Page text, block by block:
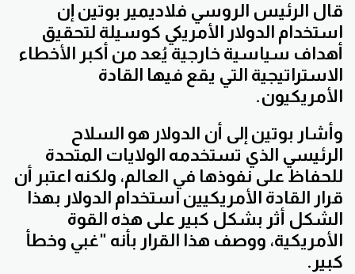
قال الرئيس الروسي فلاديمير بوتين إن
استخدام الدولار الأمريكي كوسيلة لتحقيق
أهداف سياسية خارجية يُعد من أكبر الأخطاء
الاستراتيجية التي يقع فيها القادة
الأمريكيون.
وأشار بوتين إلى أن الدولار هو السلاح
الرئيسي الذي تستخدمه الولايات المتحدة
للحفاظ على نفوذها في العالم، ولكنه اعتبر أن
قرار القادة الأمريكيين استخدام الدولار بهذا
الشكل أثر بشكل كبير على هذه القوة
الأمريكية، ووصف هذا القرار بأنه "غبي وخطأ
كبير.